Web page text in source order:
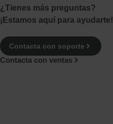
¿Tienes más preguntas?
¡Estamos aquí para ayudarte!
Contacta con soporte
Contacta con ventas